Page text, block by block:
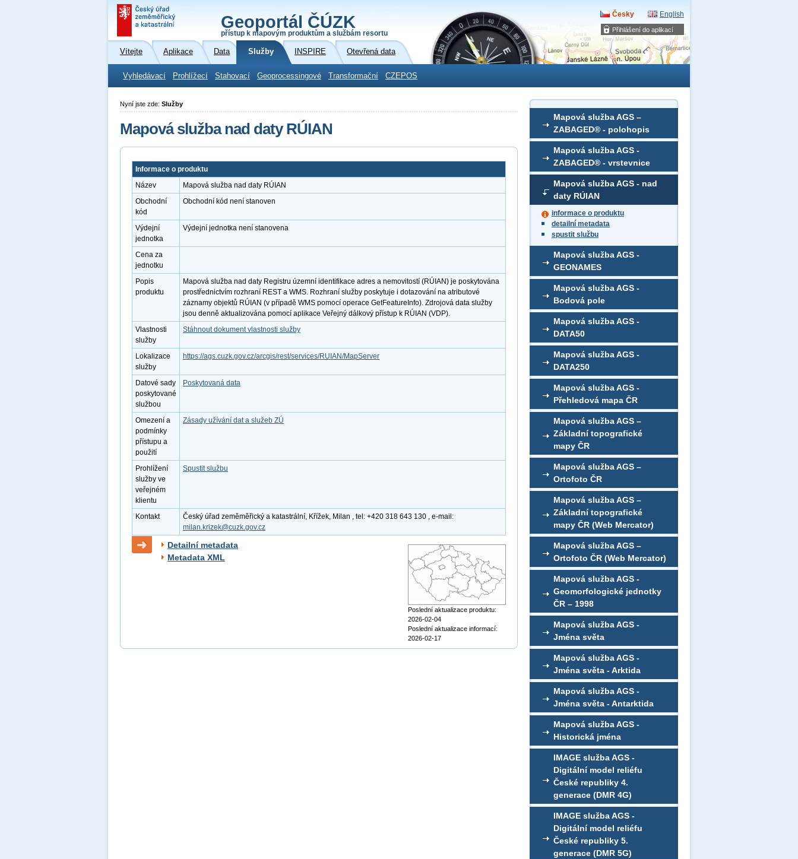
Přihlášení do aplikací
Geoportál ČÚZK
přístup k mapovým produktům a službám resortu
Česky English
Vítejte Aplikace Data Služby INSPIRE Otevřená data
Vyhledávací Prohlížecí Stahovací Geoprocessingové Transformační CZEPOS
Mapová služba AGS –
ZABAGED® - polohopis
Mapová služba AGS -
ZABAGED® - vrstevnice
Mapová služba AGS - nad
daty RÚIAN
informace o produktu
detailní metadata
spustit službu
Mapová služba AGS -
GEONAMES
Mapová služba AGS -
Bodová pole
Mapová služba AGS -
DATA50
Mapová služba AGS -
DATA250
Mapová služba AGS -
Přehledová mapa ČR
Mapová služba AGS –
Základní topografické
mapy ČR
Mapová služba AGS –
Ortofoto ČR
Mapová služba AGS –
Základní topografické
mapy ČR (Web Mercator)
Mapová služba AGS –
Ortofoto ČR (Web Mercator)
Mapová služba AGS -
Geomorfologické jednotky
ČR – 1998
Mapová služba AGS -
Jména světa
Mapová služba AGS -
Jména světa - Arktida
Mapová služba AGS -
Jména světa - Antarktida
Mapová služba AGS -
Historická jména
IMAGE služba AGS -
Digitální model reliéfu
České republiky 4.
generace (DMR 4G)
IMAGE služba AGS -
Digitální model reliéfu
České republiky 5.
generace (DMR 5G)
Nyní jste zde: Služby
Mapová služba nad daty RÚIAN
Informace o produktu
Název
Mapová služba nad daty RÚIAN
Obchodní
kód
Obchodní kód není stanoven
Výdejní
jednotka
Výdejní jednotka není stanovena
Cena za
jednotku
Popis
produktu
Mapová služba nad daty Registru územní identifikace adres a nemovitostí (RÚIAN) je poskytována
prostřednictvím rozhraní REST a WMS. Rozhraní služby poskytuje i dotazování na atributové
záznamy objektů RÚIAN (v případě WMS pomocí operace GetFeatureInfo). Zdrojová data služby
jsou denně aktualizována pomocí aplikace Veřejný dálkový přístup k RÚIAN (VDP).
Vlastnosti
služby
Stáhnout dokument vlastnosti služby
Lokalizace
služby
https://ags.cuzk.gov.cz/arcgis/rest/services/RUIAN/MapServer
Datové sady
poskytované
službou
Poskytovaná data
Omezení a
podmínky
přístupu a
použití
Zásady užívání dat a služeb ZÚ
Prohlížení
služby ve
veřejném
klientu
Spustit službu
Kontakt
Český úřad zeměměřický a katastrální, Křížek, Milan , tel: +420 318 643 130 , e-mail:
milan.krizek@cuzk.gov.cz
Detailní metadata
Metadata XML
Poslední aktualizace produktu:
2026-02-04
Poslední aktualizace informací:
2026-02-17